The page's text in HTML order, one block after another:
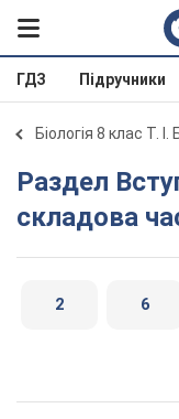
ГДЗ Підручники
Біологія 8 клас Т.
Раздел Вступ. § 1. Світ тварин —
складова
2 6